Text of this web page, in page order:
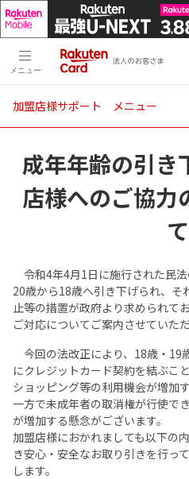
メニュー
加盟店様サポート メニュー
成年年齢の引き
店様へのご協力
て
令和4年4月1日に施行された民
20歳から18歳へ引き下げられ、そ
止等の措置が政府より求められて
ご対応についてご案内させていただ
今回の法改正により、18歳・19
にクレジットカード契約を結ぶこ
ショッピング等の利用機会が増加
一方で未成年者の取消権が行使で
が増加する懸念がございます。
加盟店様におかれましても以下の
き安心・安全なお取り引きを行っ
します。